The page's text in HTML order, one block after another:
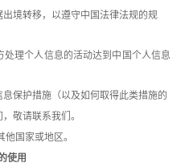
境转移，以遵守中国法律法规的规
理个人信息的活动达到中国个人信息
保护措施（以及如何取得此类措施的
敬请联系我们。
国家或地区。
使用